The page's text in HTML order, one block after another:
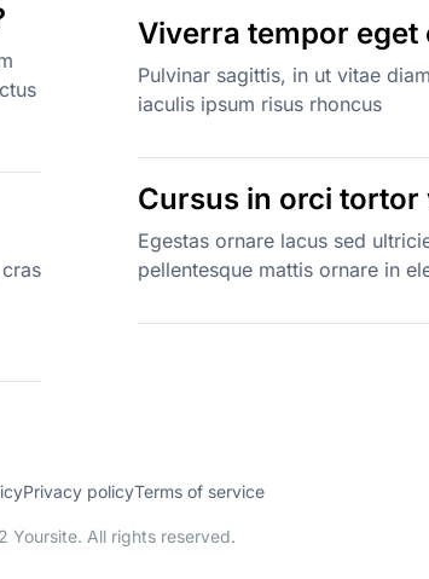
Viverra tempor
Pulvinar sagittis, in ut vitae
iaculis ipsum risus rhoncus
Cursus in orci tortor
Egestas ornare lacus sed
pellentesque mattis ornare in
Privacy policyTerms of service
Yoursite. All rights reserved.